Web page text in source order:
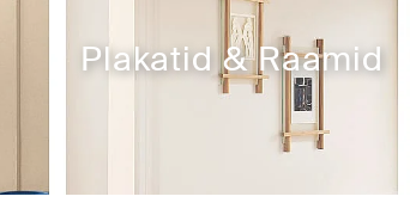
Plakatid & Raamid